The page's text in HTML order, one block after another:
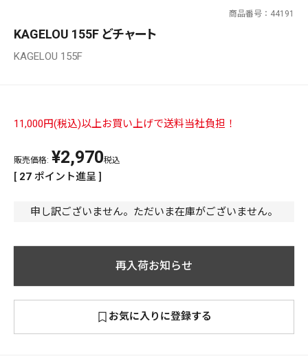
PREMIUM ［ オンライン限定 ］
2026NEW PRODUCTS
新作
商品番号 44191
KAGELOU 155F どチャート
KAGELOU 155F
11,000円(税込)以上お買い上げで送料当社負担！
申し訳ございません。ただいま在庫がございません。
販売価格: ¥2,970税込
[ 27 ポイント進呈 ]
再入荷お知らせ
お気に入りに登録する